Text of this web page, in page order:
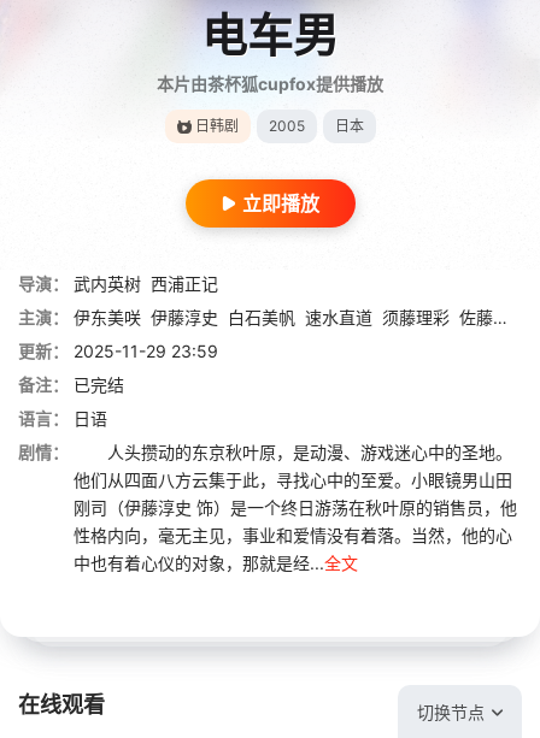
电车男
本片由茶杯狐cupfox提供播放
日韩剧 2005 日本
立即播放
导演： 武内英树 西浦正记
主演：
伊东美咲 伊藤淳史 白石美帆 速水直道 须藤理彩 佐藤江梨子
更新：
2025-11-29 23:59
备注：
已完结
语言：
日语
剧情：
人头攒动的东京秋叶原，是动漫、游戏迷心中的圣地。
他们从四面八方云集于此，寻找心中的至爱。小眼镜男山田
刚司（伊藤淳史 饰）是一个终日游荡在秋叶原的销售员，他
性格内向，毫无主见，事业和爱情没有着落。当然，他的心
中也有着心仪的对象，那就是经...全文
在线观看 切换节点